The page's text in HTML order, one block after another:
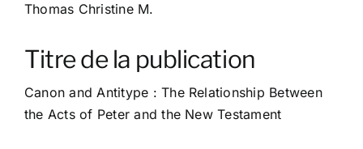
Contact
Thomas Christine M.
Titre de la publication
Canon and Antitype : The Relationship Between
the Acts of Peter and the New Testament